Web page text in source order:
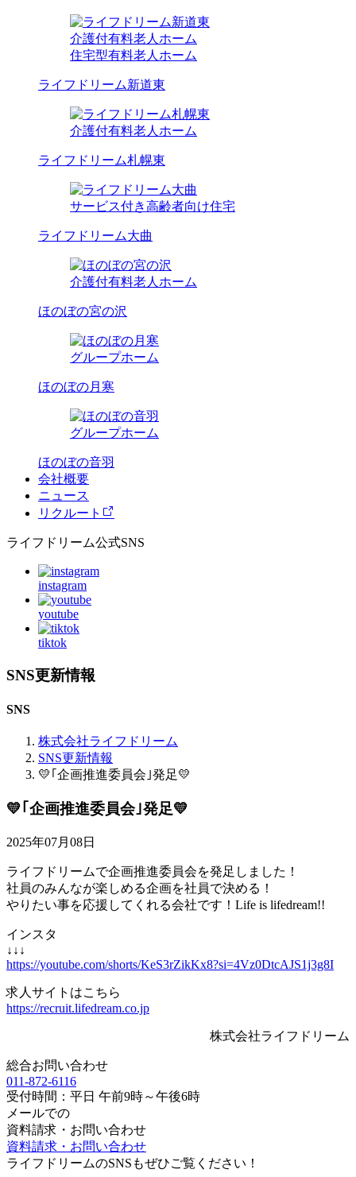
介護付有料老人ホーム
住宅型有料老人ホーム
ライフドリーム新道東
介護付有料老人ホーム
ライフドリーム札幌東
サービス付き高齢者向け住宅
ライフドリーム大曲
介護付有料老人ホーム
ほのぼの宮の沢
グループホーム
ほのぼの月寒
グループホーム
ほのぼの音羽
会社概要
ニュース
リクルート
ライフドリーム公式SNS
instagram
youtube
tiktok
SNS更新情報
SNS
株式会社ライフドリーム
SNS更新情報
💛｢企画推進委員会｣発足💛
💛｢企画推進委員会｣発足💛
2025年07月08日
ライフドリームで企画推進委員会を発足しました！
社員のみんなが楽しめる企画を社員で決める！
やりたい事を応援してくれる会社です！Life is lifedream!!
インスタ
↓↓↓
https://youtube.com/shorts/KeS3rZikKx8?si=4Vz0DtcAJS1j3g8I
求人サイトはこちら
https://recruit.lifedream.co.jp
株式会社ライフドリーム
総合お問い合わせ
011-872-6116
受付時間：平日 午前9時～午後6時
メールでの
資料請求・お問い合わせ
資料請求・お問い合わせ
ライフドリームのSNSもぜひご覧ください！